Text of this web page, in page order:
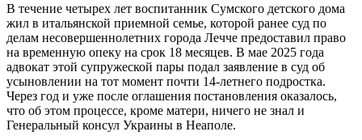
В течение четырех лет воспитанник Сумского детского дома
жил в итальянской приемной семье, которой ранее суд по
делам несовершеннолетних города Лечче предоставил право
на временную опеку на срок 18 месяцев. В мае 2025 года
адвокат этой супружеской пары подал заявление в суд об
усыновлении на тот момент почти 14-летнего подростка.
Через год и уже после оглашения постановления оказалось,
что об этом процессе, кроме матери, ничего не знал и
Генеральный консул Украины в Неаполе.